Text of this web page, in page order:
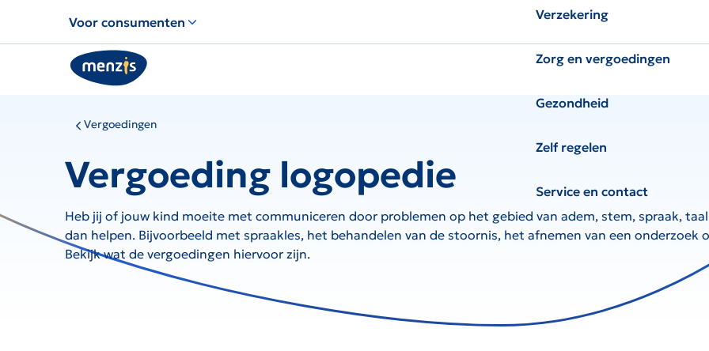
voor
snelle
navigatie
Voor consumenten Verzekering
Zorg en vergoedingen
Gezondheid
Zelf regelen
Service en contact
Vergoedingen
Vergoeding logopedie
Heb jij of jouw kind moeite met communiceren door problemen op het gebied van adem, stem, spraak,
dan helpen. Bijvoorbeeld met spraakles, het behandelen van de stoornis, het afnemen van een onderzoek
Bekijk wat de vergoedingen hiervoor zijn.